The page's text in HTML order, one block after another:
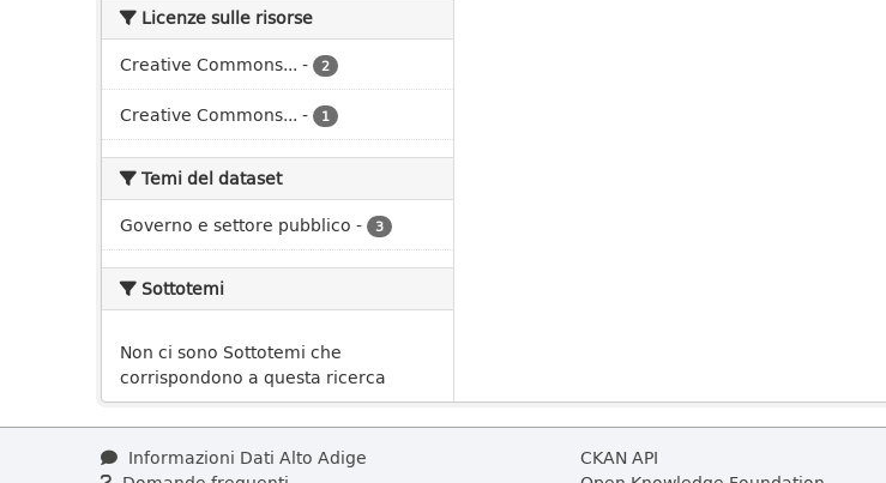
Licenze sulle risorse
Creative Commons... - 2
Creative Commons... - 1
Temi del dataset
Governo e settore pubblico - 3
Sottotemi
Non ci sono Sottotemi che
corrispondono a questa ricerca
Informazioni Dati Alto Adige
CKAN API